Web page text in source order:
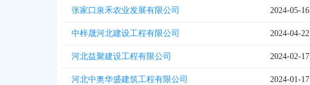
张家口泉禾农业发展有限公司 2024-05-16
中梓晟河北建设工程有限公司 2024-04-22
河北益聚建设工程有限公司 2024-02-17
河北中奥华盛建筑工程有限公司 2024-01-17